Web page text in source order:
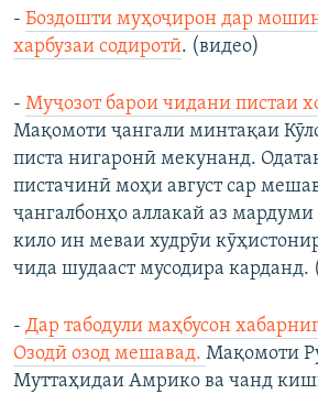
- Боздошти муҳоҷирон дар
харбузаи содиротӣ. (видео)
- Муҷозот барои чидани пистаи
Мақомоти ҷангали минтақаи
писта нигаронӣ мекунанд.
пистачинӣ моҳи август сар
ҷангалбонҳо аллакай аз
кило ин меваи худрӯи
чида шудааст мусодира карданд.
- Дар табодули маҳбусон
Озодӣ озод мешавад. Мақомоти
Муттаҳидаи Амрико ва чанд